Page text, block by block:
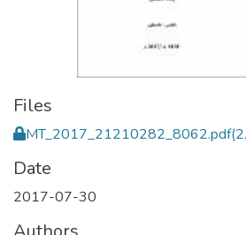
Files
MT_2017_21210282_8062.pdf
Date
2017-07-30